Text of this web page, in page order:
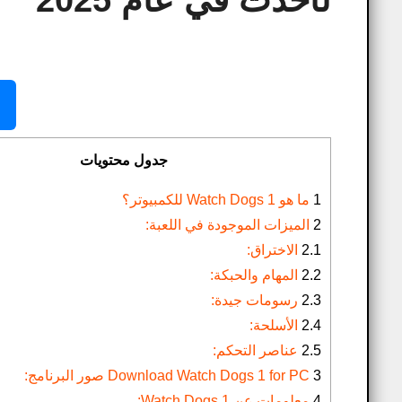
جدول محتويات
1 ما هو Watch Dogs 1 للكمبيوتر؟
2 الميزات الموجودة في اللعبة:
2.1 الاختراق:
2.2 المهام والحبكة:
2.3 رسومات جيدة:
2.4 الأسلحة:
2.5 عناصر التحكم:
3